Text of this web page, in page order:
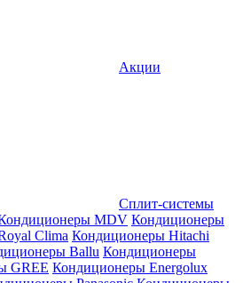
Акции
Сплит-системы
MDV Кондиционеры
Clima Кондиционеры Hitachi
Ballu Кондиционеры
GREE Кондиционеры Energolux